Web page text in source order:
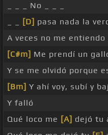
_ _ _ No _ _ _
[D] pasa nada la
A veces no me
[C#m] Me prendí un
Y se me olvidó porque
[Bm] Y ahí voy, subí y
Y falló
Qué loco me [A] dejó tu